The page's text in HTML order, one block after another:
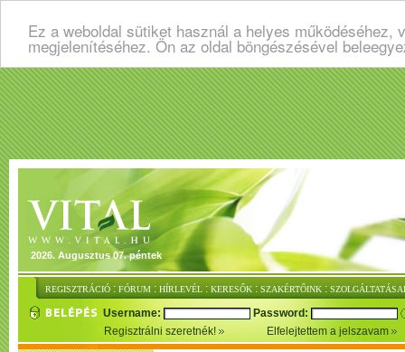
Ez a weboldal sütiket használ a helyes
megjelenítéséhez. Ön az oldal böngészésével
2026. Augusztus 07. péntek
REGISZTRÁCIÓ : FÓRUM : HÍRLEVÉL : KERESŐK : SZAKÉRTŐINK :
Username:
Password:
Regisztrálni szeretnék!
Elfelejtettem a jelszavam